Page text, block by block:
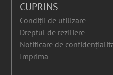
CUPRINS
Condiții de utilizare
Dreptul de reziliere
Notificare de
Imprima